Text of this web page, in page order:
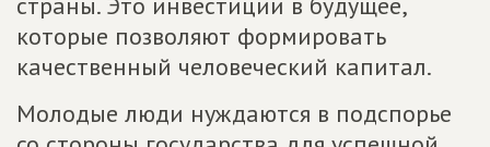
которые позволяют формировать
качественный человеческий капитал.
Молодые люди нуждаются в подспорье